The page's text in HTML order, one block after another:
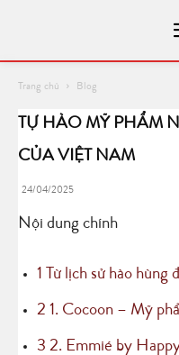
Trang chủ Blog
TỰ HÀO MỸ PHẨM
CỦA VIỆT NAM
24/04/2025
Nội dung chính
1 Từ lịch sử hào
2 1. Cocoon – Mỹ
3 2. Emmié by